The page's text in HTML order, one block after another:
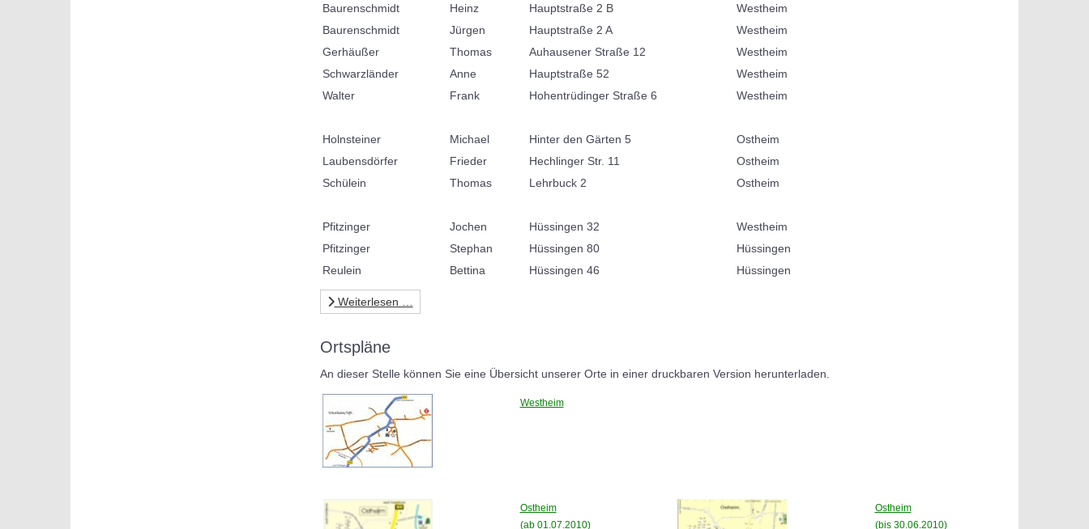
Baurenschmidt
Heinz Hauptstraße 2 B
Westheim
Baurenschmidt
Jürgen Hauptstraße 2 A
Westheim
Gerhäußer
Thomas Auhausener Straße 12
Westheim
Schwarzländer
Anne Hauptstraße 52
Westheim
Walter
Frank Hohentrüdinger Straße 6 Westheim
Holnsteiner Michael Hinter den Gärten 5
Ostheim
Laubensdörfer
Frieder Hechlinger Str. 11
Ostheim
Schülein
Thomas Lehrbuck 2 Ostheim
Pfitzinger Jochen Hüssingen 32
Westheim
Pfitzinger
Stephan Hüssingen 80
Hüssingen
Reulein
Bettina Hüssingen 46 Hüssingen
Weiterlesen …
Ortspläne
An dieser Stelle können Sie eine Übersicht unserer Orte in einer druckbaren Version herunterladen.
Westheim
Ostheim
(ab 01.07.2010)
Ostheim
(bis 30.06.2010)